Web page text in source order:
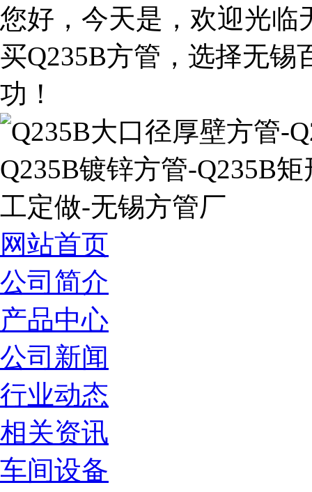
您好，今天是 ，欢迎光
买Q235B方管，选择无
功！
网站首页
公司简介
产品中心
公司新闻
行业动态
相关资讯
车间设备